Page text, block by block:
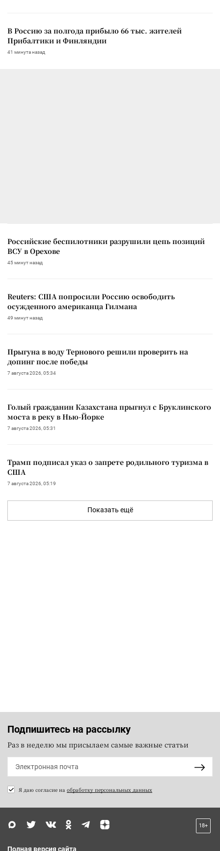
В Россию за полгода прибыло 66 тыс. жителей
Прибалтики и Финляндии
41 минута назад
Российские беспилотники разрушили цепь позиций
ВСУ в Орехове
45 минут назад
Reuters: США попросили Россию освободить
осужденного американца Гилмана
49 минут назад
Прыгуна в воду Тернового решили проверить на
допинг после победы
7 августа 2026, 05:34
Голый гражданин Казахстана прыгнул с Бруклинского
моста в реку в Нью-Йорке
7 августа 2026, 05:31
Трамп подписал указ о запрете родильного туризма в
США
7 августа 2026, 05:19
Показать ещё
Подпишитесь на рассылку
Раз в неделю мы присылаем самые важные статьи
Я даю согласие на обработку персональных данных
18+
Полная версия сайта